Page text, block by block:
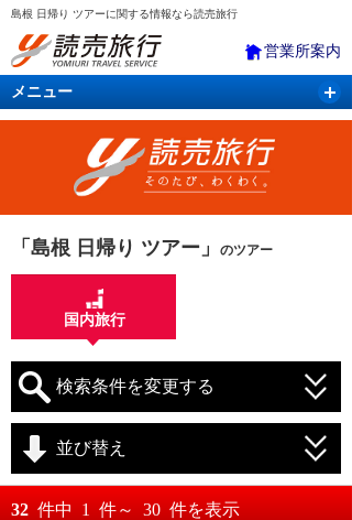
島根 日帰り ツアーに関する情報なら読売旅行
営業所案内
メニュー
国内旅行 バスツアー 海外旅行
「島根 日帰り ツアー」 のツアー
国内旅行
検索条件を変更する
並び替え
おすすめ順
32 件中 1 件～ 30 件を表示